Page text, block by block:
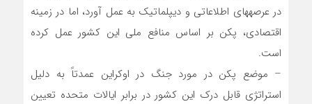
در عرصههای اطلاعاتی و دیپلماتیک به عمل آورد، اما در زمینه
اقتصادی، پکن بر اساس منافع ملی این کشور عمل کرده
است.
– موضع پکن در مورد جنگ در اوکراین عمدتاً به دلیل
استراتژی قابل درک این کشور در برابر ایالات متحده تعیین